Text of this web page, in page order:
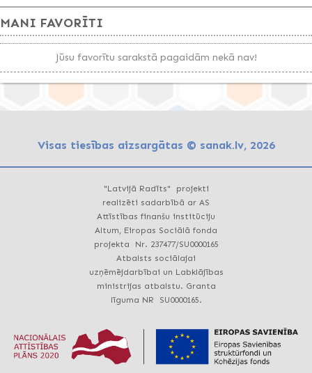
MANI FAVORĪTI
Jūsu favorītu sarakstā pagaidām nekā nav!
Visas tiesības aizsargātas © sanak.lv, 2026
"Latvijā Radīts" projekti
realizēti sadarbībā ar AS
Attīstības finanšu institūciju
Altum, Eiropas Sociālā fonda
projekta Nr. 237477/SU0000165
Atbalsts sociālajai
uzņēmējdarbībai un Labklājības
ministrijas atbalstu. Granta
līguma NR SU0000165.